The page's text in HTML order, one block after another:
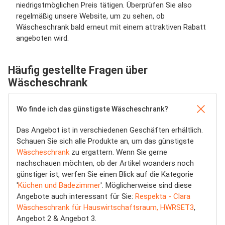
niedrigstmöglichen Preis tätigen. Überprüfen Sie also
regelmäßig unsere Website, um zu sehen, ob
Wäscheschrank bald erneut mit einem attraktiven Rabatt
angeboten wird.
Häufig gestellte Fragen über
Wäscheschrank
Wo finde ich das günstigste Wäscheschrank?
Das Angebot ist in verschiedenen Geschäften erhältlich.
Schauen Sie sich alle Produkte an, um das günstigste
Wäscheschrank zu ergattern. Wenn Sie gerne
nachschauen möchten, ob der Artikel woanders noch
günstiger ist, werfen Sie einen Blick auf die Kategorie
'Küchen und Badezimmer'. Möglicherweise sind diese
Angebote auch interessant für Sie: Respekta - Clara
Wäscheschrank für Hauswirtschaftsraum, HWRSET3,
Angebot 2 & Angebot 3.